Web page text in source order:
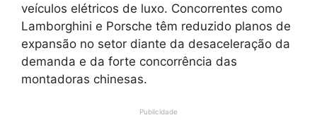
veículos elétricos de luxo. Concorrentes como
Lamborghini e Porsche têm reduzido planos de
expansão no setor diante da desaceleração da
demanda e da forte concorrência das
montadoras chinesas.
Publicidade